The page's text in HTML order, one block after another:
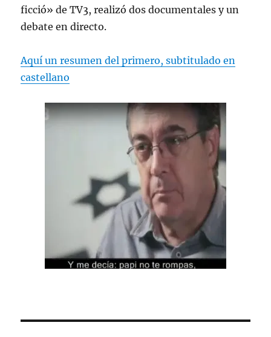
ficció» de TV3, realizó dos documentales y un
debate en directo.
Aquí un resumen del primero, subtitulado en
castellano